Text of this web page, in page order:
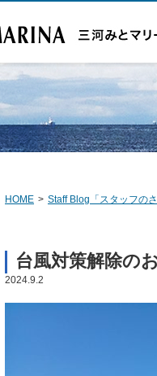
HOME > Staff Blog「スタッフの
台風対策解除の
2024.9.2